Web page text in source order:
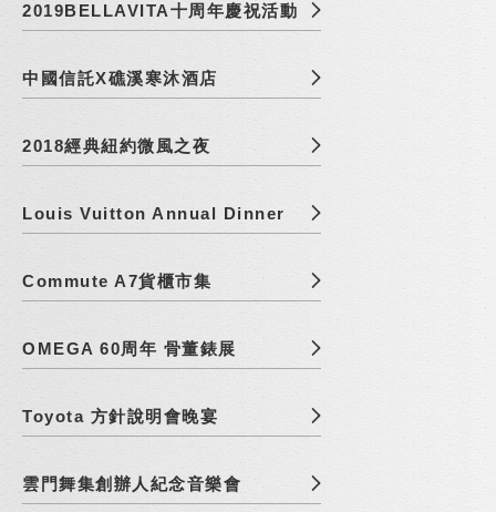
2019BELLAVITA十周年慶祝活動
中國信託X礁溪寒沐酒店
2018經典紐約微風之夜
Louis Vuitton Annual Dinner
Commute A7貨櫃市集
OMEGA 60周年 骨董錶展
Toyota 方針說明會晚宴
雲門舞集創辦人紀念音樂會